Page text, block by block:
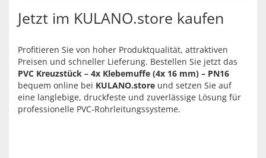
Jetzt im KULANO.store kaufen
Profitieren Sie von hoher Produktqualität, attraktiven
Preisen und schneller Lieferung. Bestellen Sie jetzt das
PVC Kreuzstück – 4x Klebemuffe (4x 16 mm) – PN16
bequem online bei KULANO.store und setzen Sie auf
eine langlebige, druckfeste und zuverlässige Lösung für
professionelle PVC-Rohrleitungssysteme.